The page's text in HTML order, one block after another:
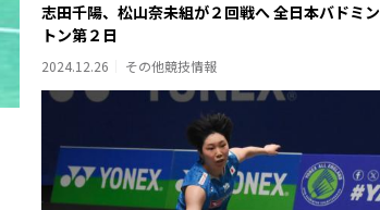
志田千陽、松山奈未組が２回戦へ 全日本バドミン
トン第２日
2024.12.26 その他競技情報